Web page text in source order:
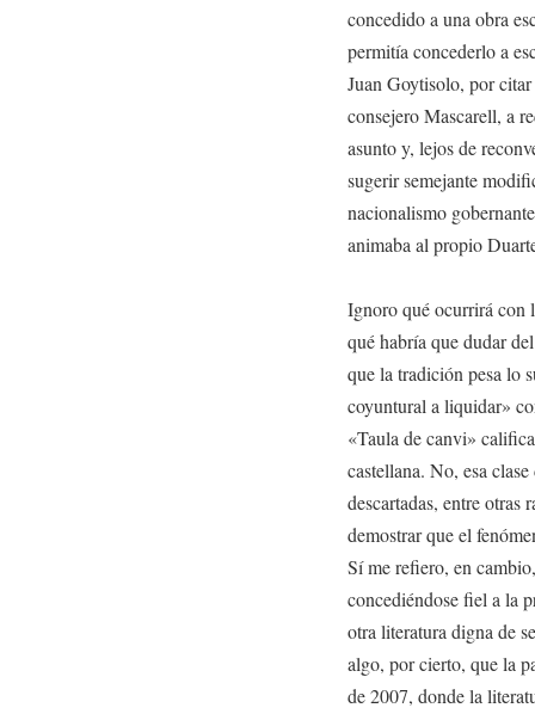
concedido a una obra
permitía concederlo a
Juan Goytisolo, por
consejero Mascarell, a
asunto y, lejos de
sugerir semejante
nacionalismo
animaba al propio
Ignoro qué ocurrirá con
qué habría que dudar
que la tradición pesa lo
coyuntural a liquidar»
«Taula de canvi»
castellana. No, esa
descartadas, entre otras
demostrar que el
Sí me refiero, en
concediéndose fiel a la
otra literatura digna de
algo, por cierto, que la
de 2007, donde la